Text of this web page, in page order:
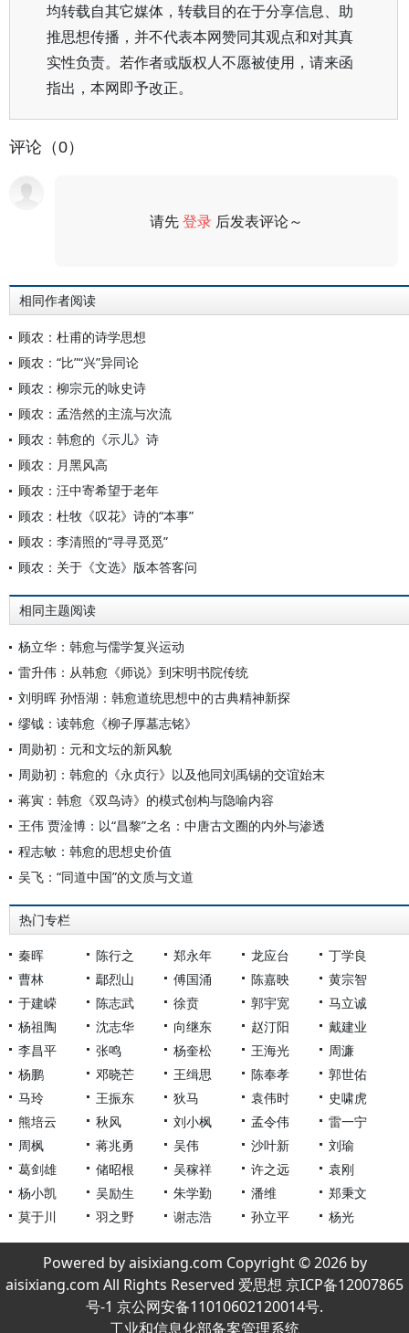
均转载自其它媒体，转载目的在于分享信息、助
推思想传播，并不代表本网赞同其观点和对其真
实性负责。若作者或版权人不愿被使用，请来函
指出，本网即予改正。
评论（0）
请先登录 后发表评论～
相同作者阅读
顾农：杜甫的诗学思想
顾农：“比”“兴”异同论
顾农：柳宗元的咏史诗
顾农：孟浩然的主流与次流
顾农：韩愈的《示儿》诗
顾农：月黑风高
顾农：汪中寄希望于老年
顾农：杜牧《叹花》诗的“本事”
顾农：李清照的“寻寻觅觅”
顾农：关于《文选》版本答客问
相同主题阅读
杨立华：韩愈与儒学复兴运动
雷升伟：从韩愈《师说》到宋明书院传统
刘明晖 孙悟湖：韩愈道统思想中的古典精神新探
缪钺：读韩愈《柳子厚墓志铭》
周勋初：元和文坛的新风貌
周勋初：韩愈的《永贞行》以及他同刘禹锡的交谊始末
蒋寅：韩愈《双鸟诗》的模式创构与隐喻内容
王伟 贾淦博：以“昌黎”之名：中唐古文圈的内外与渗透
程志敏：韩愈的思想史价值
吴飞：“同道中国”的文质与文道
热门专栏
秦晖 陈行之 郑永年 龙应台
丁学良
曹林
鄢烈山 傅国涌 陈嘉映
黄宗智
于建嵘
陈志武 徐贲 郭宇宽
马立诚
杨祖陶
沈志华 向继东 赵汀阳
戴建业
李昌平
张鸣 杨奎松 王海光
周濂
杨鹏
邓晓芒 王缉思 陈奉孝
郭世佑
马玲
王振东 狄马 袁伟时
史啸虎
熊培云
秋风 刘小枫 孟令伟
雷一宁
周枫
蒋兆勇 吴伟 沙叶新
刘瑜
葛剑雄
储昭根 吴稼祥 许之远
袁刚
杨小凯
吴励生 朱学勤 潘维
郑秉文
莫于川
羽之野 谢志浩 孙立平 杨光
Powered by aisixiang.com Copyright © 2026 by
aisixiang.com All Rights Reserved 爱思想 京ICP备12007865
号-1 京公网安备11010602120014号.
工业和信息化部备案管理系统